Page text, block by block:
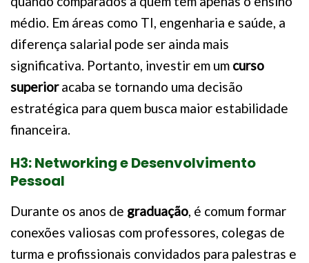
médio. Em áreas como TI, engenharia e saúde, a
diferença salarial pode ser ainda mais
significativa. Portanto, investir em um curso
superioracaba se tornando uma decisão
estratégica para quem busca maior estabilidade
financeira.
H3: Networking e Desenvolvimento
Pessoal
Durante os anos de graduação, é comum formar
conexões valiosas com professores, colegas de
turma e profissionais convidados para palestras e